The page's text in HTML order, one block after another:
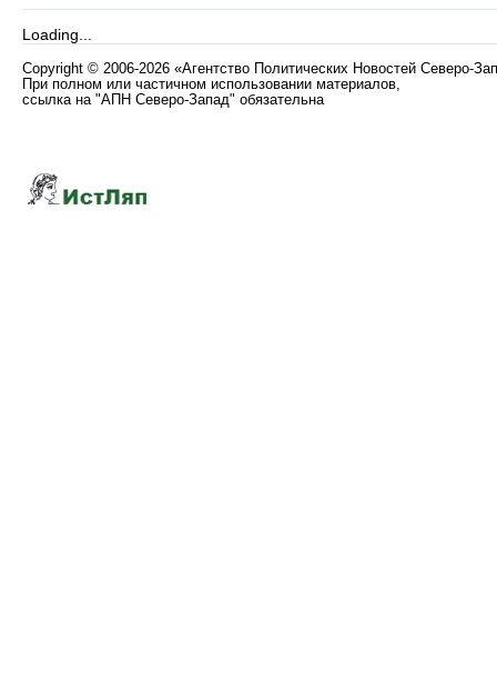
Loading...
Copyright © 2006-2026 «Агентство Политических Новостей Северо-
При полном или частичном использовании материалов,
ссылка на "АПН Северо-Запад" обязательна